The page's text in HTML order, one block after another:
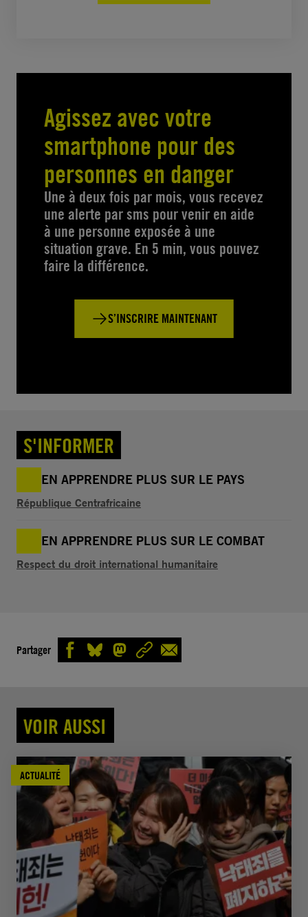
Agissez avec votre
smartphone pour des
personnes en danger
Une à deux fois par mois, vous recevez
une alerte par sms pour venir en aide
à une personne exposée à une
situation grave. En 5 min, vous pouvez
faire la différence.
S’INSCRIRE MAINTENANT
S'INFORMER
EN APPRENDRE PLUS SUR LE PAYS
République Centrafricaine
EN APPRENDRE PLUS SUR LE COMBAT
Respect du droit international humanitaire
Partager
VOIR AUSSI
ACTUALITÉ